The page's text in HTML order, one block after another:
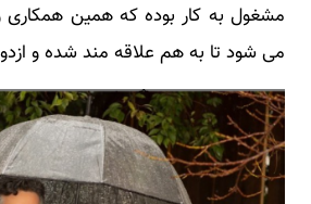
مشغول به کار بوده که همین همکاری
می شود تا به هم علاقه مند شده و